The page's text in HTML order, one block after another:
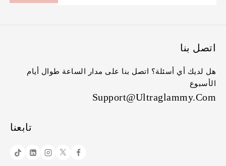
اتصل بنا
هل لديك أي أسئلة؟ اتصل بنا على مدار الساعة طوال أيام
الأسبوع
Support@ultraglammy.com
تابعنا